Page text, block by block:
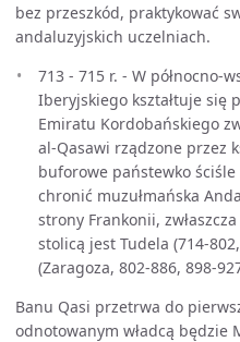
bez przeszkód, praktykować
andaluzyjskich uczelniach.
713 - 715 r. - W północno-
Iberyjskiego kształtuje się
Emiratu Kordobańskiego
al-Qasawi rządzone przez
buforowe państewko
chronić muzułmańska
strony Frankonii,
stolicą jest Tudela (714-
(Zaragoza, 802-886, 898-
Banu Qasi przetrwa do
odnotowanym władcą będzie